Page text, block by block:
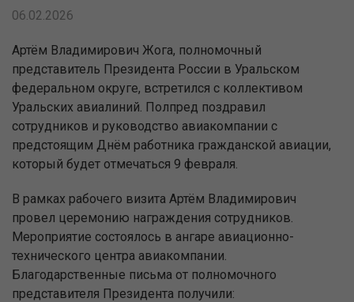
06.02.2026
Артём Владимирович Жога, полномочный
представитель Президента России в Уральском
федеральном округе, встретился с коллективом
Уральских авиалиний. Полпред поздравил
сотрудников и руководство авиакомпании с
предстоящим Днём работника гражданской авиации,
который будет отмечаться 9 февраля.
В рамках рабочего визита Артём Владимирович
провел церемонию награждения сотрудников.
Мероприятие состоялось в ангаре авиационно-
технического центра авиакомпании.
Благодарственные письма от полномочного
представителя Президента получили: